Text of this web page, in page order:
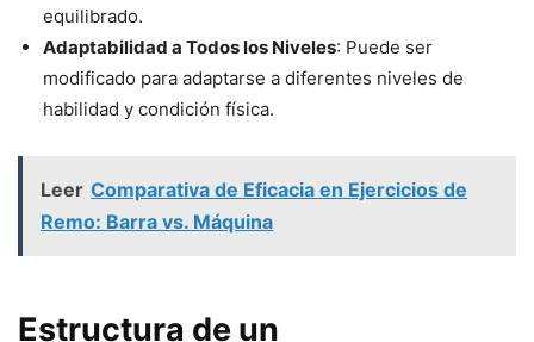
equilibrado.
Adaptabilidad a Todos los Niveles: Puede ser
modificado para adaptarse a diferentes niveles de
habilidad y condición física.
Leer Comparativa de Eficacia en Ejercicios de
Remo: Barra vs. Máquina
Estructura de un